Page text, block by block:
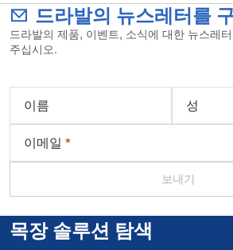
드라발의 뉴스레터를
드라발의 제품, 이벤트, 소식에 대한 뉴스레
주십시오.
이름
성
이메일 *
보내기
목장 솔루션 탐색